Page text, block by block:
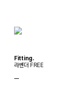
Fitting.
라벤더 FREE
ㅡ